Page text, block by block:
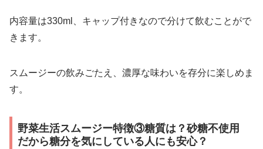
内容量は330ml、キャップ付きなので分けて飲むことがで
きます。
スムージーの飲みごたえ、濃厚な味わいを存分に楽しめま
す。
野菜生活スムージー特徴③糖質は？砂糖不使用
だから糖分を気にしている人にも安心？